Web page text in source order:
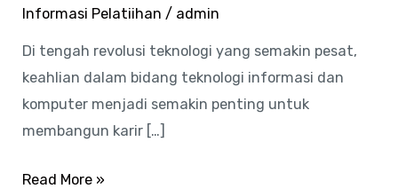
Informasi Pelatiihan / admin
Di tengah revolusi teknologi yang semakin pesat,
keahlian dalam bidang teknologi informasi dan
komputer menjadi semakin penting untuk
membangun karir […]
Read More »